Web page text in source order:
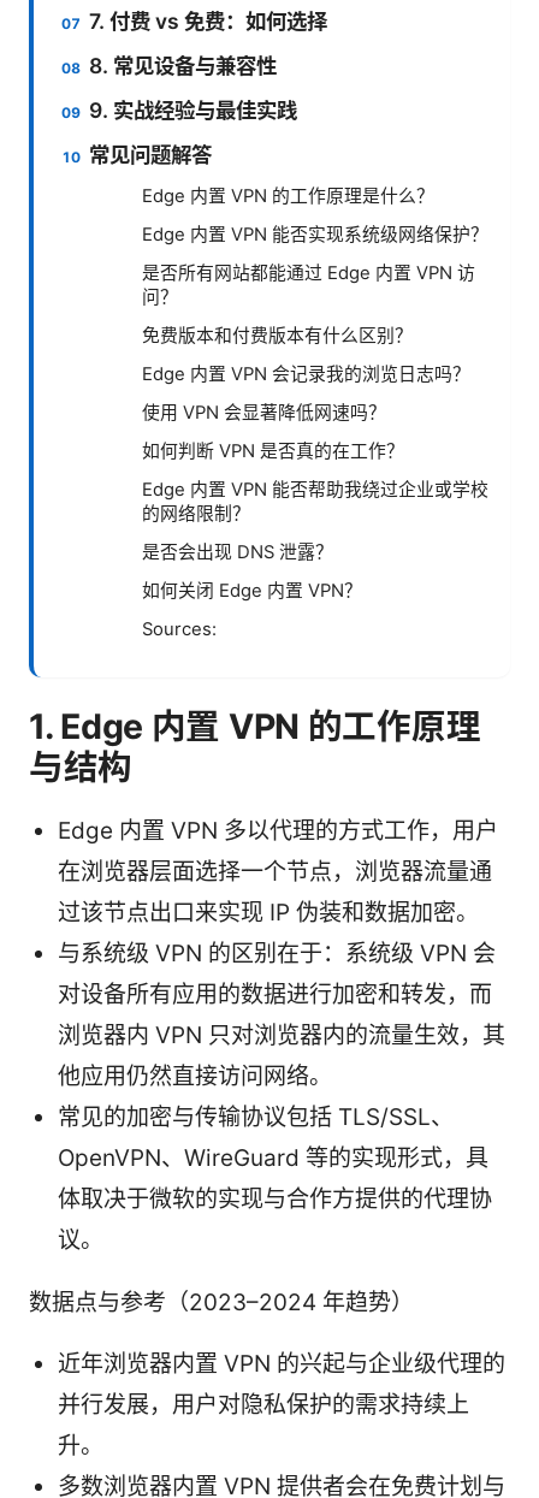
7. 付费 vs 免费：如何选择
8. 常见设备与兼容性
9. 实战经验与最佳实践
常见问题解答
Edge 内置 VPN 的工作原理是什么？
Edge 内置 VPN 能否实现系统级网络保护？
是否所有网站都能通过 Edge 内置 VPN 访
问？
免费版本和付费版本有什么区别？
Edge 内置 VPN 会记录我的浏览日志吗？
使用 VPN 会显著降低网速吗？
如何判断 VPN 是否真的在工作？
Edge 内置 VPN 能否帮助我绕过企业或学校
的网络限制？
是否会出现 DNS 泄露？
如何关闭 Edge 内置 VPN？
Sources:
1. Edge 内置 VPN 的工作原理
与结构
Edge 内置 VPN 多以代理的方式工作，用户
在浏览器层面选择一个节点，浏览器流量通
过该节点出口来实现 IP 伪装和数据加密。
与系统级 VPN 的区别在于：系统级 VPN 会
对设备所有应用的数据进行加密和转发，而
浏览器内 VPN 只对浏览器内的流量生效，其
他应用仍然直接访问网络。
常见的加密与传输协议包括 TLS/SSL、
OpenVPN、WireGuard 等的实现形式，具
体取决于微软的实现与合作方提供的代理协
议。
数据点与参考（2023–2024 年趋势）
近年浏览器内置 VPN 的兴起与企业级代理的
并行发展，用户对隐私保护的需求持续上
升。
多数浏览器内置 VPN 提供者会在免费计划与